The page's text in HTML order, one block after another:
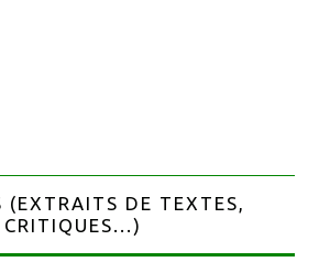
(EXTRAITS DE TEXTES,
CRITIQUES...)